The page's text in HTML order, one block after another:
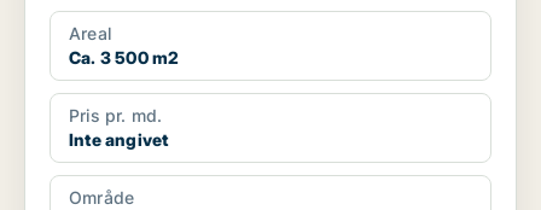
Areal
Ca. 3 500 m2
Pris pr. md.
Inte angivet
Område